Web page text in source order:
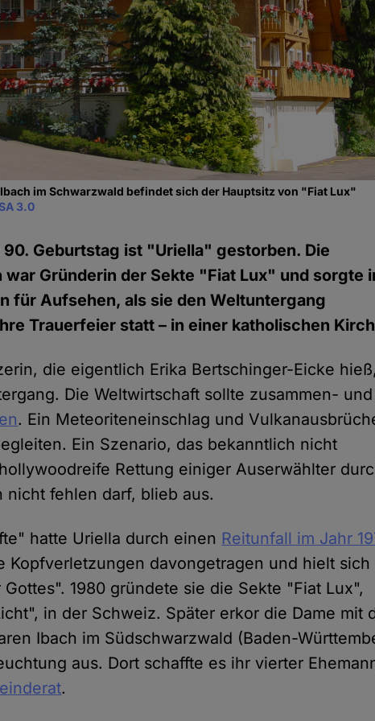
im Schwarzwald befindet sich der Hauptsitz von "Fiat Lux"
3.0
Geburtstag ist "Uriella" gestorben. Die
Gründerin der Sekte "Fiat Lux" und sorgte
für Aufsehen, als sie den Weltuntergang
Trauerfeier statt – in einer katholischen
die eigentlich Erika Bertschinger-Eicke
Die Weltwirtschaft sollte zusammen-
. Ein Meteoriteneinschlag und
Ein Szenario, das bekanntlich nicht
Rettung einiger Auserwählter
nicht fehlen darf, blieb aus.
hatte Uriella durch einen Reitunfall im Jahr
Kopfverletzungen davongetragen und hielt sich
1980 gründete sie die Sekte "Fiat Lux",
in der Schweiz. Später erkor die Dame mit
Ibach im Südschwarzwald (Baden-
aus. Dort schaffte es ihr vierter
.